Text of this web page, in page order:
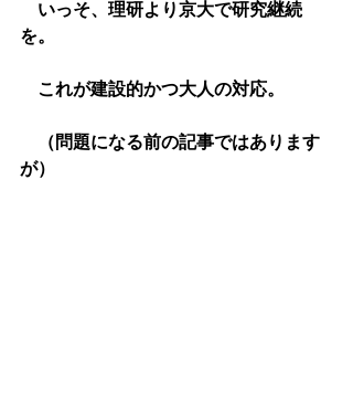
いっそ、理研より京大で研究継続
を。
これが建設的かつ大人の対応。
（問題になる前の記事ではあります
が）